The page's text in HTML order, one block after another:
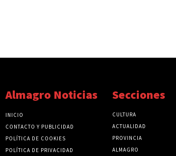
Almagro Noticias
INICIO
CONTACTO Y PUBLICIDAD
POLÍTICA DE COOKIES
POLÍTICA DE PRIVACIDAD
Secciones
CULTURA
ACTUALIDAD
PROVINCIA
ALMAGRO